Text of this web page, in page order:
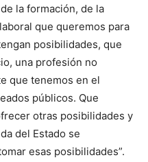
la formación, de la
que queremos para
posibilidades, que
una profesión no
que tenemos en el
públicos. Que
otras posibilidades y
del Estado se
esas posibilidades”.